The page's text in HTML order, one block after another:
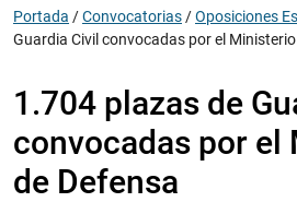
Portada /Convocatorias /Oposiciones
Guardia Civil convocadas por el
1.704 plazas de
convocadas por el
de Defensa